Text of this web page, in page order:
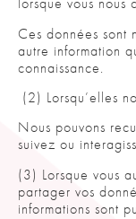
Ces données sont
autre information
connaissance.
(2) Lorsqu’elles
Nous pouvons
suivez ou
(3) Lorsque vous
partager vos
informations sont